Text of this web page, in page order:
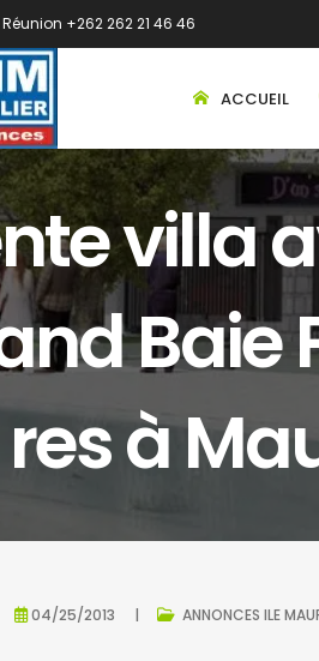
+262 262 21 46 46
ACCUEIL
villa
Baie
à
04/25/2013 ANNONCES ILE